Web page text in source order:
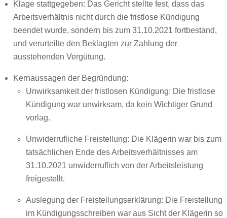
Klage stattgegeben: Das Gericht stellte fest, dass das
Arbeitsverhältnis nicht durch die fristlose Kündigung
beendet wurde, sondern bis zum 31.10.2021 fortbestand,
und verurteilte den Beklagten zur Zahlung der
ausstehenden Vergütung.
Kernaussagen der Begründung:
Unwirksamkeit der fristlosen Kündigung: Die fristlose
Kündigung war unwirksam, da kein Wichtiger Grund
vorlag.
Unwiderrufliche Freistellung: Die Klägerin war bis zum
tatsächlichen Ende des Arbeitsverhältnisses am
31.10.2021 unwiderruflich von der Arbeitsleistung
freigestellt.
Auslegung der Freistellungserklärung: Die Freistellung
im Kündigungsschreiben war aus Sicht der Klägerin so